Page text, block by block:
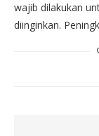
wajib dilakukan
diinginkan.